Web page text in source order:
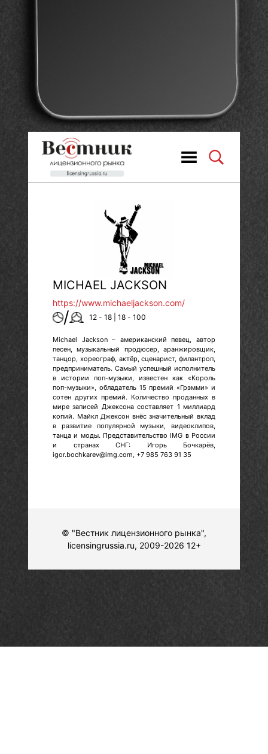
MICHAEL JACKSON
https://www.michaeljackson.com/
/ 12 - 18 | 18 - 100
Michael Jackson – американский певец, автор
песен, музыкальный продюсер, аранжировщик,
танцор, хореограф, актёр, сценарист, филантроп,
предприниматель. Самый успешный исполнитель
в истории поп-музыки, известен как «Король
поп-музыки», обладатель 15 премий «Грэмми» и
сотен других премий. Количество проданных в
мире записей Джексона составляет 1 миллиард
копий. Майкл Джексон внёс значительный вклад
в развитие популярной музыки, видеоклипов,
танца и моды. Представительство IMG в России
и странах СНГ: Игорь Бочкарёв,
igor.bochkarev@img.com, +7 985 763 91 35
© "Вестник лицензионного рынка",
licensingrussia.ru, 2009-2026 12+